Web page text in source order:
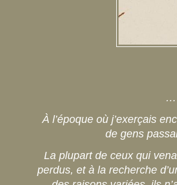
…
À l’époque où j’exerçais
de gens
La plupart de ceux qui
perdus, et à la recherche